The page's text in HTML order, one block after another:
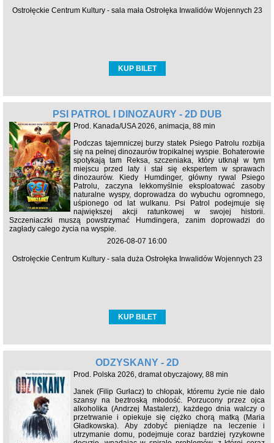
Ostrołęckie Centrum Kultury - sala mała Ostrołęka Inwalidów Wojennych 23
KUP BILET
PSI PATROL I DINOZAURY - 2D DUB
Prod. Kanada/USA 2026, animacja, 88 min
Podczas tajemniczej burzy statek Psiego Patrolu rozbija
się na pełnej dinozaurów tropikalnej wyspie. Bohaterowie
spotykają tam Reksa, szczeniaka, który utknął w tym
miejscu przed laty i stał się ekspertem w sprawach
dinozaurów. Kiedy Humdinger, główny rywal Psiego
Patrolu, zaczyna lekkomyślnie eksploatować zasoby
naturalne wyspy, doprowadza do wybuchu ogromnego,
uśpionego od lat wulkanu. Psi Patrol podejmuje się
największej akcji ratunkowej w swojej historii.
Szczeniaczki muszą powstrzymać Humdingera, zanim doprowadzi do
zagłady całego życia na wyspie.
2026-08-07 16:00
Ostrołęckie Centrum Kultury - sala duża Ostrołęka Inwalidów Wojennych 23
KUP BILET
ODZYSKANY - 2D
Prod. Polska 2026, dramat obyczajowy, 88 min
Janek (Filip Gurłacz) to chłopak, któremu życie nie dało
szansy na beztroską młodość. Porzucony przez ojca
alkoholika (Andrzej Mastalerz), każdego dnia walczy o
przetrwanie i opiekuje się ciężko chorą matką (Maria
Gładkowska). Aby zdobyć pieniądze na leczenie i
utrzymanie domu, podejmuje coraz bardziej ryzykowne